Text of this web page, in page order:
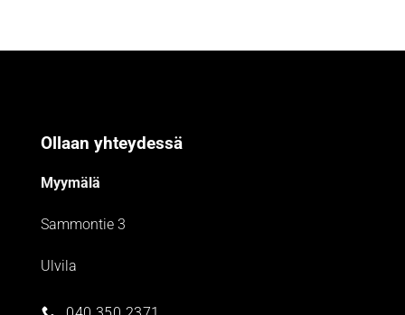
Ollaan yhteydessä
Myymälä
Sammontie 3
Ulvila